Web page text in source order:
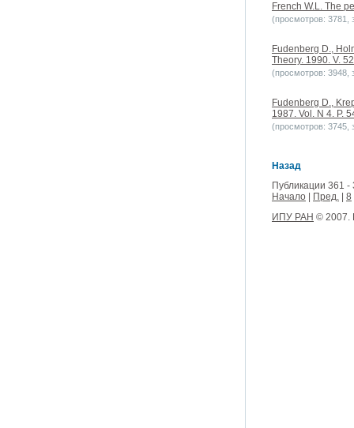
French W.L. The
(просмотров: 3781,
Fudenberg D.,
Theory. 1990. V.
(просмотров: 3948,
Fudenberg D.,
1987. Vol. N 4. P.
(просмотров: 3745,
Назад
Публикации 361 -
Начало
Пред.
8
ИПУ РАН © 2007.